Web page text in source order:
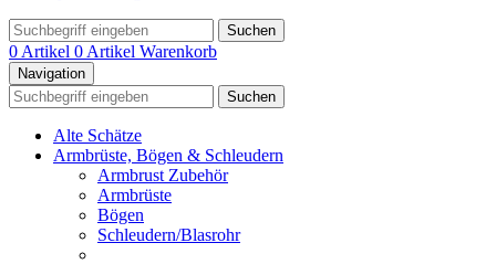
Suchen
0 Artikel 0 Artikel Warenkorb
Navigation
Suchen
Alte Schätze
Armbrüste, Bögen & Schleudern
Armbrust Zubehör
Armbrüste
Bögen
Schleudern/Blasrohr